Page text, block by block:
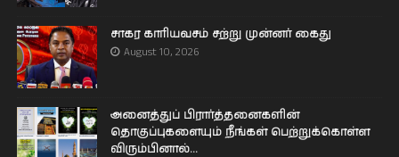
சாகர காரியவசம் சற்று முன்னர் கைது
August 10, 2026
அனைத்துப் பிரார்த்தனைகளின்
தொகுப்புகளையும் நீங்கள் பெற்றுக்கொள்ள
விரும்பினால்...